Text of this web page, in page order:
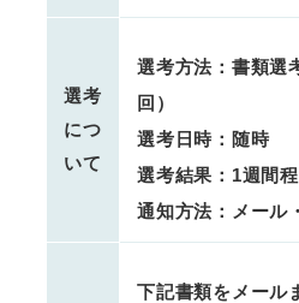
選考
につ
いて
選考方法：書類選
回）
選考日時：随時
選考結果：1週間
通知方法：メール
下記書類をメール